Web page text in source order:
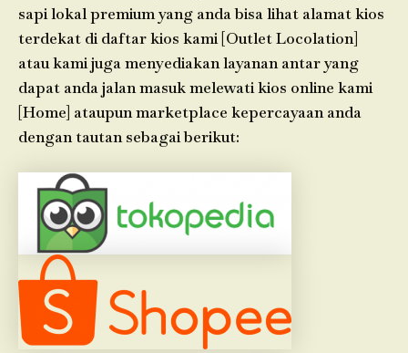
sapi lokal premium yang anda bisa lihat alamat kios
terdekat di daftar kios kami [Outlet Locolation]
atau kami juga menyediakan layanan antar yang
dapat anda jalan masuk melewati kios online kami
[Home] ataupun marketplace kepercayaan anda
dengan tautan sebagai berikut: